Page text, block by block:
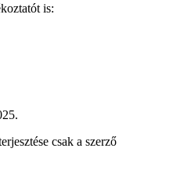
is:
csak a szerző